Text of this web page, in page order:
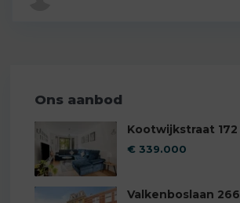
Ons aanbod
Kootwijkstraat 172
€ 339.000
Valkenboslaan 266